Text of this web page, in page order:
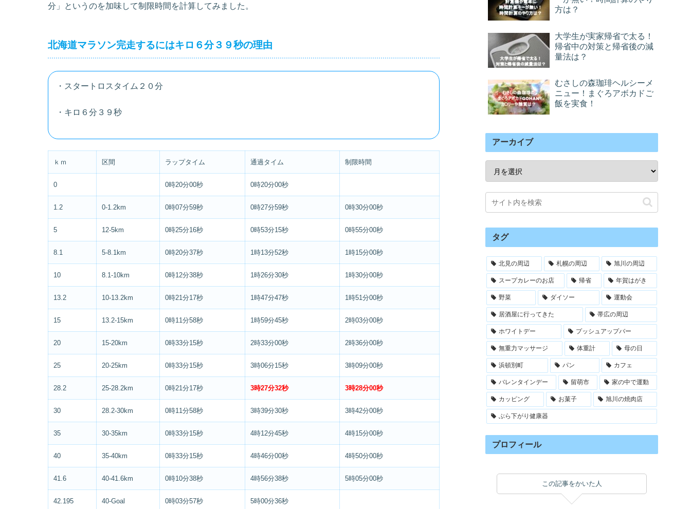
分」というのを加味して制限時間を計算してみました。
北海道マラソン完走するにはキロ６分３９秒の理由
・スタートロスタイム２０分
・キロ６分３９秒
ｋｍ 区間 ラップタイム 通過タイム 制限時間
0 0時20分00秒 0時20分00秒
1.2 0-1.2km 0時07分59秒 0時27分59秒 0時30分00秒
5 12-5km 0時25分16秒 0時53分15秒 0時55分00秒
8.1 5-8.1km 0時20分37秒 1時13分52秒 1時15分00秒
10 8.1-10km 0時12分38秒 1時26分30秒 1時30分00秒
13.2 10-13.2km 0時21分17秒 1時47分47秒 1時51分00秒
15 13.2-15km 0時11分58秒 1時59分45秒 2時03分00秒
20 15-20km 0時33分15秒 2時33分00秒 2時36分00秒
25 20-25km 0時33分15秒 3時06分15秒 3時09分00秒
28.2 25-28.2km 0時21分17秒 3時27分32秒 3時28分00秒
30 28.2-30km 0時11分58秒 3時39分30秒 3時42分00秒
35 30-35km 0時33分15秒 4時12分45秒 4時15分00秒
40 35-40km 0時33分15秒 4時46分00秒 4時50分00秒
41.6 40-41.6km 0時10分38秒 4時56分38秒 5時05分00秒
42.195 40-Goal 0時03分57秒 5時00分36秒
方は？
大学生が実家帰省で太る！
帰省中の対策と帰省後の減
量法は？
むさしの森珈琲ヘルシーメ
ニュー！まぐろアボカドご
飯を実食！
アーカイブ
タグ
北見の周辺 札幌の周辺 旭川の周辺
スープカレーのお店 帰省 年賀はがき
野菜 ダイソー 運動会
居酒屋に行ってきた 帯広の周辺
ホワイトデー プッシュアップバー
無重力マッサージ 体重計 母の日
浜頓別町 パン カフェ
バレンタインデー 留萌市 家の中で運動
カッピング お菓子 旭川の焼肉店
ぶら下がり健康器
プロフィール
この記事をかいた人